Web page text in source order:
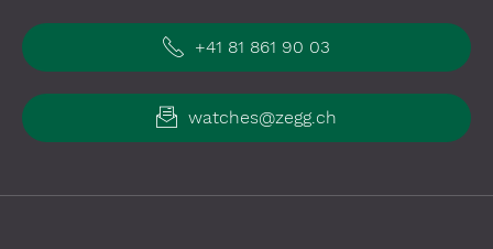
+41 81 861 90 03
watches@zegg.ch